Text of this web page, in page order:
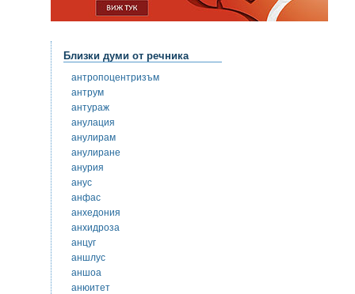
Близки думи от речника
антропоцентризъм
антрум
антураж
анулация
анулирам
анулиране
анурия
анус
анфас
анхедония
анхидроза
анцуг
аншлус
аншоа
анюитет